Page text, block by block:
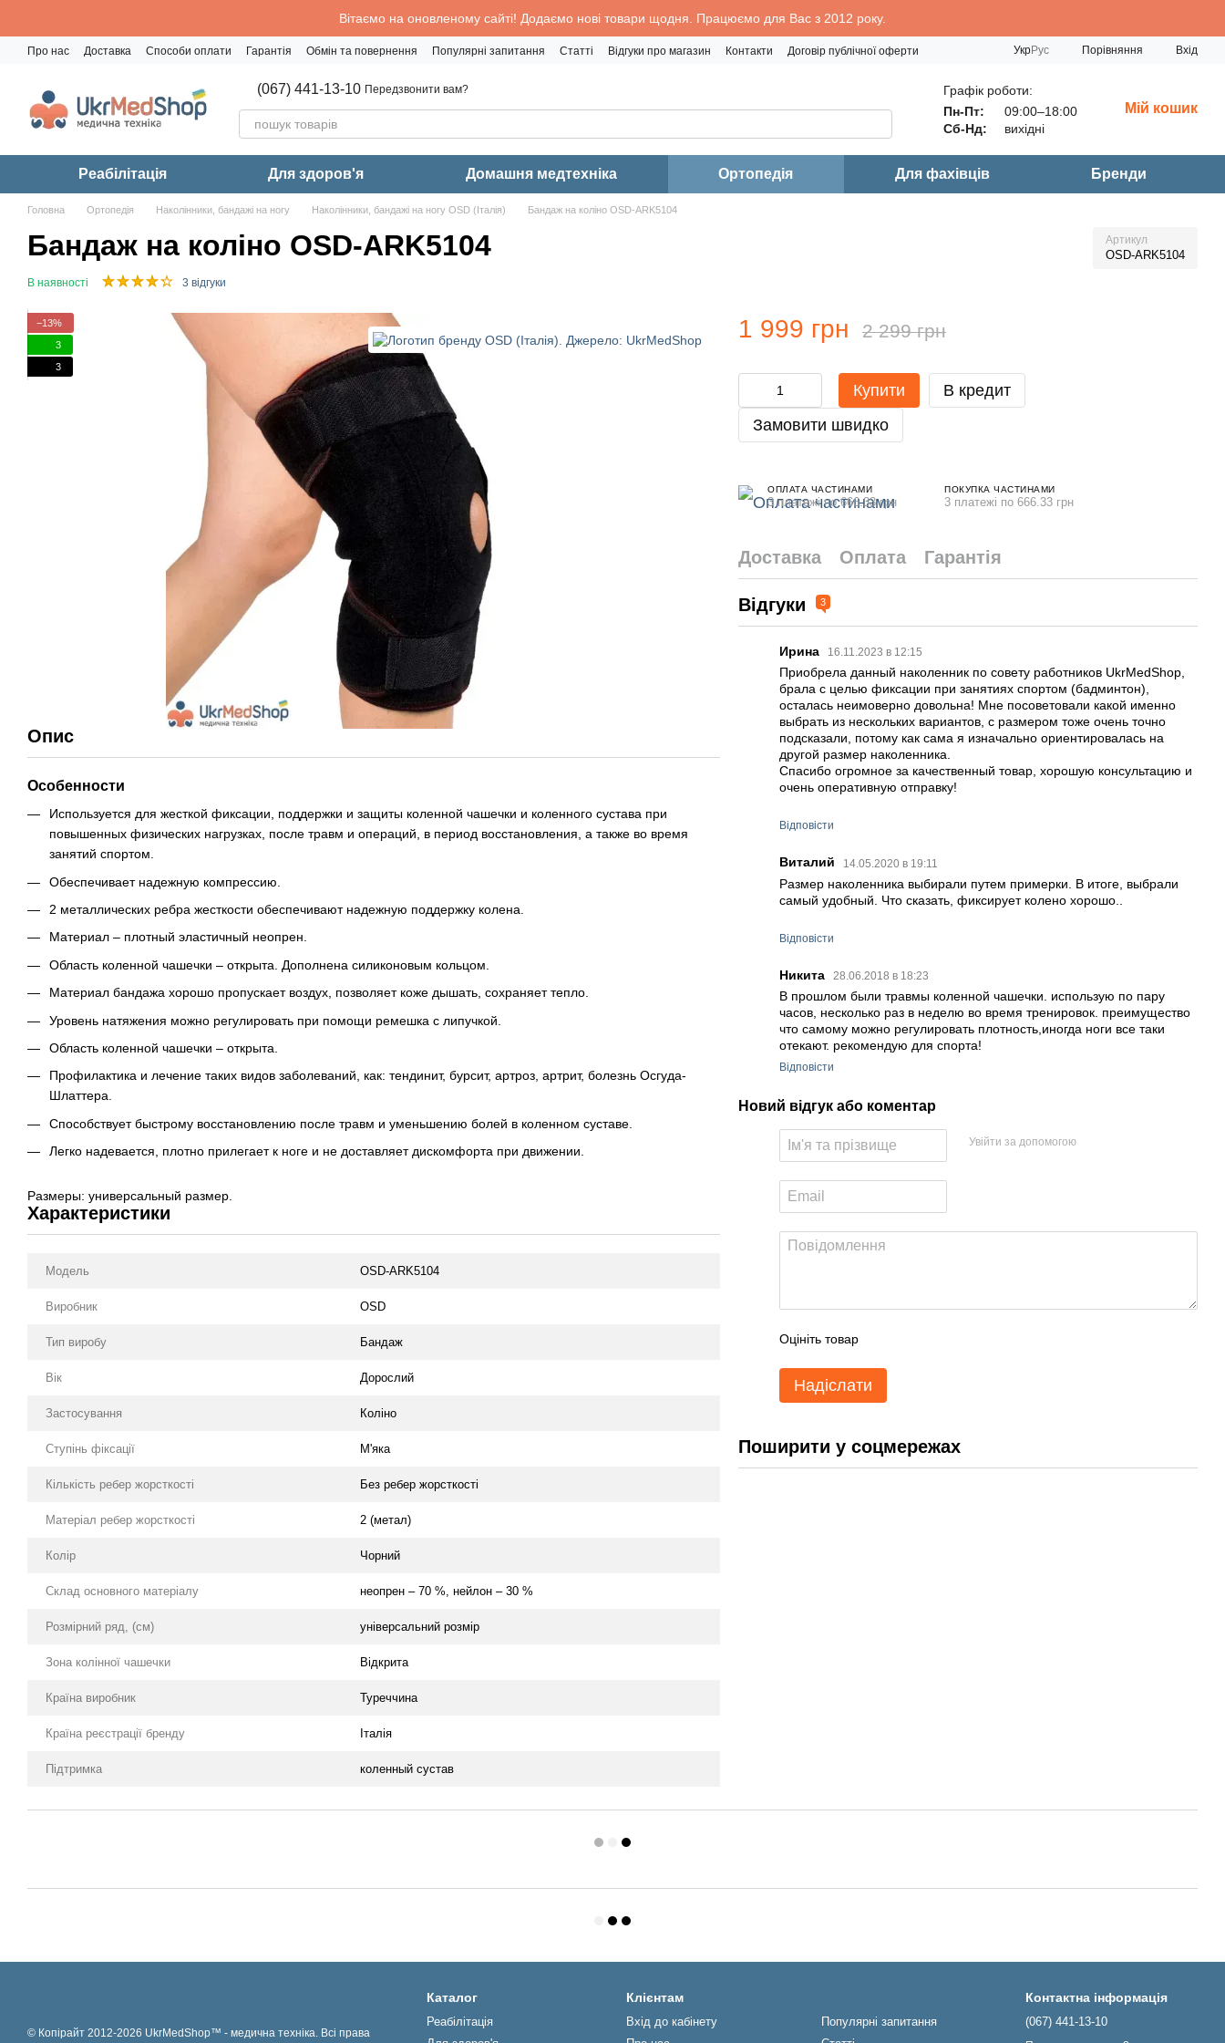
Вітаємо на оновленому сайті! Додаємо нові товари щодня. Працюємо для Вас з 2012 року.
Про нас Доставка Способи оплати Гарантія Обмін та повернення Популярні запитання Статті Відгуки про магазин Контакти
Договір публічної оферти
УкрРус Порівняння Вхід
(067) 441-13-10 Передзвонити вам?
Графік роботи:
Пн-Пт:
09:00–18:00
Сб-Нд:
вихідні
Мій кошик
Реабiлiтацiя Для здоров'я Домашня медтехніка Ортопедія Для фахівців Бренди
Головна Ортопедія Наколінники, бандажі на ногу Наколінники, бандажі на ногу OSD (Італія) Бандаж на коліно OSD-ARK5104
Бандаж на коліно OSD-ARK5104 Артикул
OSD-ARK5104
В наявності 3 відгуки
−13%
3
3
Опис
Особенности
Используется для жесткой фиксации, поддержки и защиты коленной чашечки и коленного сустава при
повышенных физических нагрузках, после травм и операций, в период восстановления, а также во время
занятий спортом.
Обеспечивает надежную компрессию.
2 металлических ребра жесткости обеспечивают надежную поддержку колена.
Материал – плотный эластичный неопрен.
Область коленной чашечки – открыта. Дополнена силиконовым кольцом.
Материал бандажа хорошо пропускает воздух, позволяет коже дышать, сохраняет тепло.
Уровень натяжения можно регулировать при помощи ремешка с липучкой.
Область коленной чашечки – открыта.
Профилактика и лечение таких видов заболеваний, как: тендинит, бурсит, артроз, артрит, болезнь Осгуда-
Шлаттера.
Способствует быстрому восстановлению после травм и уменьшению болей в коленном суставе.
Легко надевается, плотно прилегает к ноге и не доставляет дискомфорта при движении.
Размеры: универсальный размер.
Характеристики
Модель OSD-ARK5104
Виробник OSD
Тип виробу Бандаж
Вік Дорослий
Застосування Коліно
Ступінь фіксації М'яка
Кількість ребер жорсткості Без ребер жорсткості
Матеріал ребер жорсткості 2 (метал)
Колір Чорний
Склад основного матеріалу неопрен – 70 %, нейлон – 30 %
Розмірний ряд, (см) універсальний розмір
Зона колінної чашечки Відкрита
Країна виробник Туреччина
Країна реєстрації бренду Італія
Підтримка коленный сустав
1 999 грн 2 299 грн
Купити
В кредит
Замовити швидко
ОПЛАТА ЧАСТИНАМИ
3 платежі по 666.33 грн
ПОКУПКА ЧАСТИНАМИ
3 платежі по 666.33 грн
Доставка Оплата Гарантія
Відгуки 3
Ирина 16.11.2023 в 12:15
Приобрела данный наколенник по совету работников UkrMedShop,
брала с целью фиксации при занятиях спортом (бадминтон),
осталась неимоверно довольна! Мне посоветовали какой именно
выбрать из нескольких вариантов, с размером тоже очень точно
подсказали, потому как сама я изначально ориентировалась на
другой размер наколенника.
Спасибо огромное за качественный товар, хорошую консультацию и
очень оперативную отправку!
Відповісти
Виталий 14.05.2020 в 19:11
Размер наколенника выбирали путем примерки. В итоге, выбрали
самый удобный. Что сказать, фиксирует колено хорошо..
Відповісти
Никита 28.06.2018 в 18:23
В прошлом были травмы коленной чашечки. использую по пару
часов, несколько раз в неделю во время тренировок. преимущество
что самому можно регулировать плотность,иногда ноги все таки
отекают. рекомендую для спорта!
Відповісти
Новий відгук або коментар
Увійти за допомогою
Оцініть товар
Надіслати
Поширити у соцмережах
© Копірайт 2012-2026 UkrMedShop™ - медична техніка. Всі права
Каталог
Реабiлiтацiя
Клієнтам
Вхід до кабінету
Популярні запитання
Контактна інформація
(067) 441-13-10